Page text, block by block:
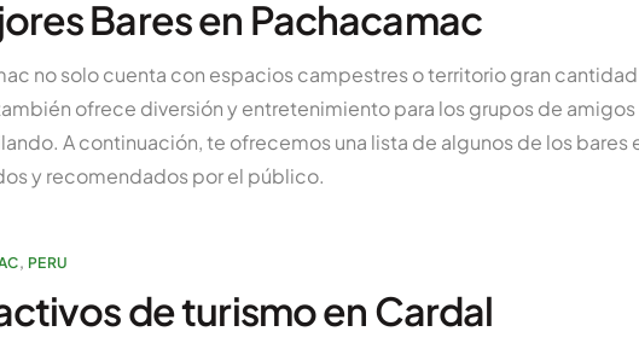
Bares en Pachacamac
no solo cuenta con espacios campestres o territorio gran
ofrece diversión y entretenimiento para los grupos de
A continuación, te ofrecemos una lista de algunos de los bares
y recomendados por el público.
, PERU
de turismo en Cardal